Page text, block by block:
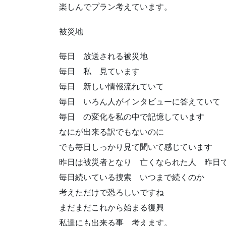
楽しんでプラン考えています。
被災地
毎日 放送される被災地
毎日 私 見ています
毎日 新しい情報流れていて
毎日 いろん人がインタビューに答えていて
毎日 の変化を私の中で記憶しています
なにが出来る訳でもないのに
でも毎日しっかり見て聞いて感じています
昨日は被災者となり 亡くなられた人 昨日
毎日続いている捜索 いつまで続くのか
考えただけで恐ろしいですね
まだまだこれから始まる復興
私達にも出来る事 考えます。